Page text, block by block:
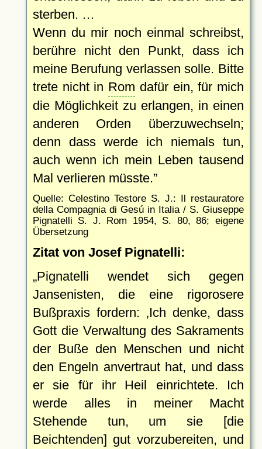
sterben. …
Wenn du mir noch einmal schreibst,
berühre nicht den Punkt, dass ich
meine Berufung verlassen solle. Bitte
trete nicht in Rom dafür ein, für mich
die Möglichkeit zu erlangen, in einen
anderen Orden überzuwechseln;
denn dass werde ich niemals tun,
auch wenn ich mein Leben tausend
Mal verlieren müsste.
Quelle: Celestino Testore S. J.: Il restauratore
della Compagnia di Gesú in Italia / S. Giuseppe
Pignatelli S. J. Rom 1954, S. 80, 86; eigene
Übersetzung
Zitat von Josef Pignatelli:
Pignatelli wendet sich gegen
Jansenisten, die eine rigorosere
Bußpraxis fordern:
Ich denke, dass
Gott die Verwaltung des Sakraments
der Buße den Menschen und nicht
den Engeln anvertraut hat, und dass
er sie für ihr Heil einrichtete. Ich
werde alles in meiner Macht
Stehende tun, um sie [die
Beichtenden] gut vorzubereiten, und